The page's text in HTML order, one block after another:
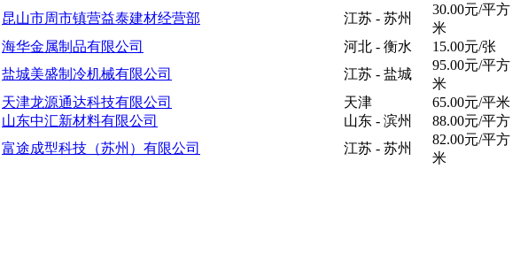
昆山市周市镇营益泰建材经营部 江苏 - 苏州
30.00元/平方
米
海华金属制品有限公司 河北 - 衡水
15.00元/张
盐城美盛制冷机械有限公司 江苏 - 盐城
95.00元/平方
米
天津龙源通达科技有限公司 天津
65.00元/平米
山东中汇新材料有限公司 山东 - 滨州
88.00元/平方
富途成型科技（苏州）有限公司 江苏 - 苏州
82.00元/平方
米